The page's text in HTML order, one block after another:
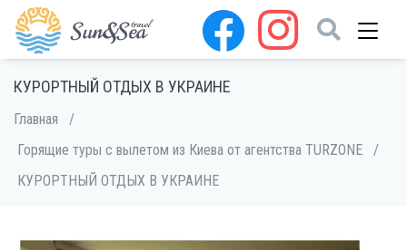
КУРОРТНЫЙ ОТДЫХ В УКРАИНЕ
Главная
/
Горящие туры с вылетом из Киева от агентства TURZONE
/
КУРОРТНЫЙ ОТДЫХ В УКРАИНЕ